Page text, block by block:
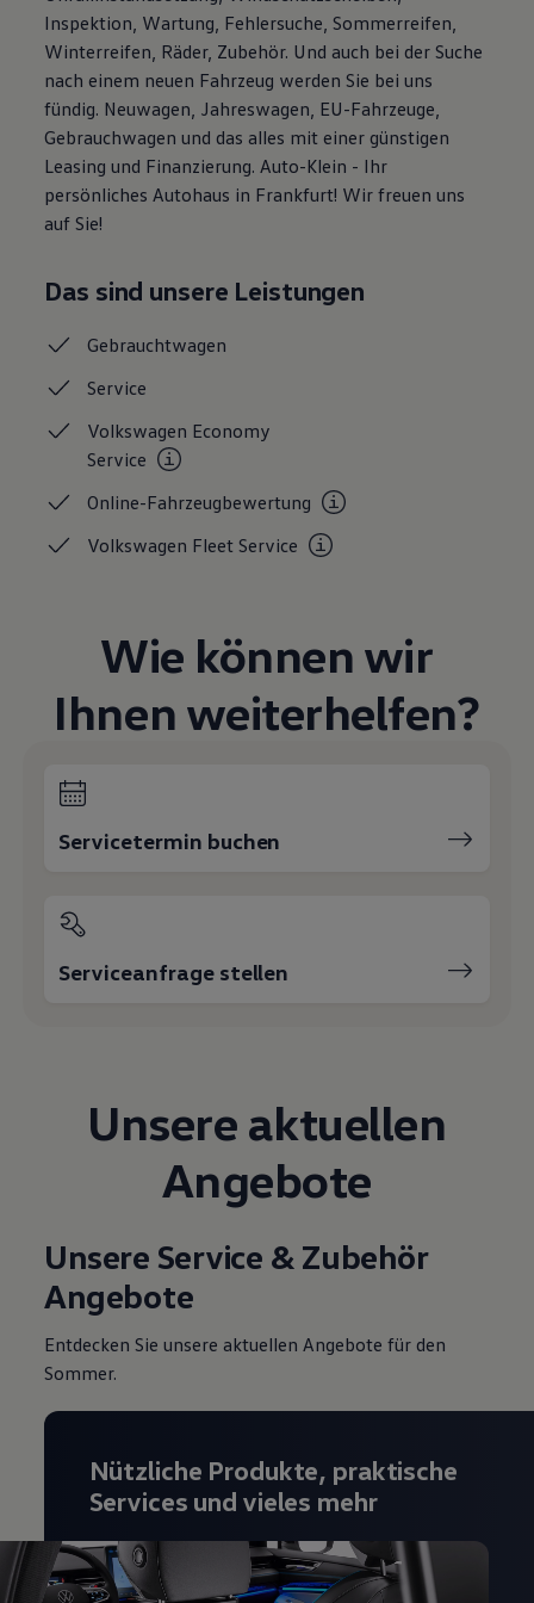
Motorenöl und Flüssigkeiten
Räder und Reifen
Pannen- und Unfallhilfe
Economy Service
Volkswagen Teile
Zubehör
Modellspezifisches Zubehör
Schutz und Pflege
Transport
Digitale Extras
Dienste für Ihr Modell finden
Handy und Fahrzeug verbinden
Updates für Software, Karten und Radio
Über Ihr Auto
Kundeninformationen
Volkswagen Kundenbetreuung
Warn- und Kontrollleuchten
Assistenzsysteme
Digitale Betriebsanleitung
Live Beratung
Magazin
Elektromobilität
Volkswagen R
Volkswagen Kundenbetreuung
Inspektion, Wartung, Fehlersuche, Sommerreifen,
Winterreifen, Räder, Zubehör. Und auch bei der Suche
nach einem neuen Fahrzeug werden Sie bei uns
fündig. Neuwagen, Jahreswagen, EU-Fahrzeuge,
Gebrauchwagen und das alles mit einer günstigen
Leasing und Finanzierung. Auto-Klein - Ihr
persönliches Autohaus in Frankfurt! Wir freuen uns
auf Sie!
Das sind unsere Leistungen
Gebrauchtwagen
Service
Volkswagen Economy
Service
Online-Fahrzeugbewertung
Volkswagen FleetService
Wie können wir
Ihnen weiterhelfen?
Servicetermin buchen
Serviceanfrage stellen
Unsere aktuellen
Angebote
Unsere Service & Zubehör
Angebote
Entdecken Sie unsere aktuellen Angebote für den
Sommer.
Nützliche Produkte, praktische
Services und vieles mehr